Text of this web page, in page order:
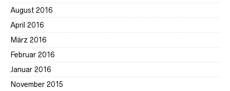
August 2016
April 2016
März 2016
Februar 2016
Januar 2016
November 2015